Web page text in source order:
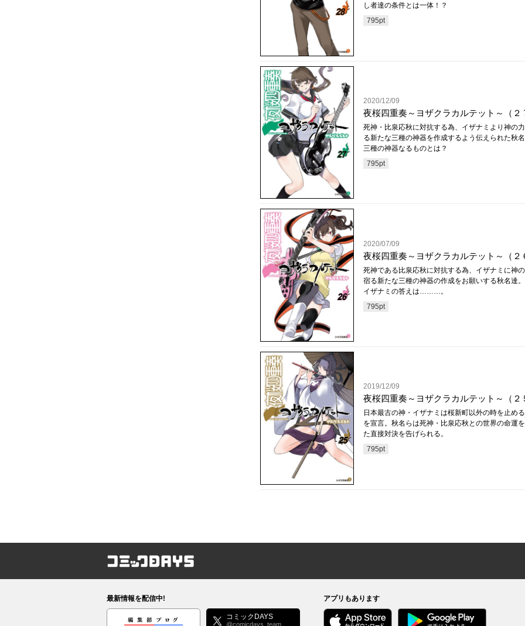
し者達の条件とは一体！？
795pt
2020/12/09
夜桜四重奏～ヨザクラカルテット～（２
死神・比泉応秋に対抗する為、イザナミより神の
る新たな三種の神器を作成するよう伝えられた秋
三種の神器なるものとは？
795pt
2020/07/09
夜桜四重奏～ヨザクラカルテット～（２
死神である比泉応秋に対抗する為、イザナミに神
宿る新たな三種の神器の作成をお願いする秋名達
イザナミの答えは………。
795pt
2019/12/09
夜桜四重奏～ヨザクラカルテット～（２
日本最古の神・イザナミは桜新町以外の時を止め
を宣言。秋名らは死神・比泉応秋との世界の命運
た直接対決を告げられる。
795pt
コミックDAYS
最新情報を配信中!
編集部ブログ コミックDAYS
@comicdays_team
アプリもあります